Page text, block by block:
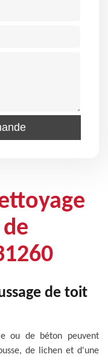
de toit
ou de béton peuvent
de lichen et d'une